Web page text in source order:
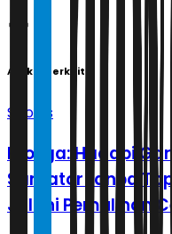
Artikel Terkait
Sports
Proliga: Hadapi
Samator tanpa
Jalani Pemulihan